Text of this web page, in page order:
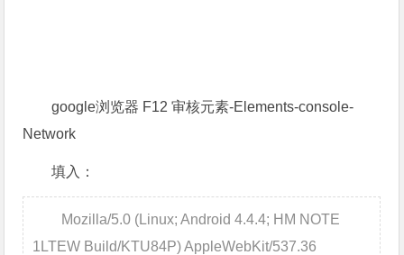
google浏览器 F12 审核元素-Elements-console-
Network
填入：
Mozilla/5.0 (Linux; Android 4.4.4; HM NOTE
1LTEW Build/KTU84P) AppleWebKit/537.36